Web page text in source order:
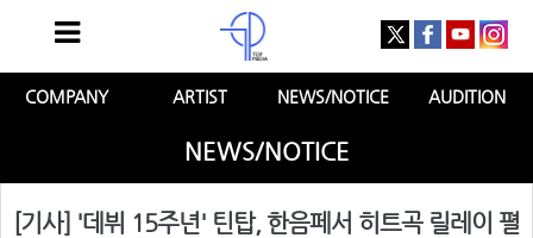
COMPANY ARTIST NEWS/NOTICE AUDITION
NEWS/NOTICE
[기사] '데뷔 15주년' 틴탑, 한음페서 히트곡 릴레이 펼